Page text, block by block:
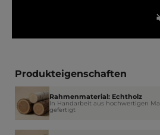
Produkteigenschaften
Rahmenmaterial: Echtholz
In Handarbeit aus hochwertigen
gefertigt